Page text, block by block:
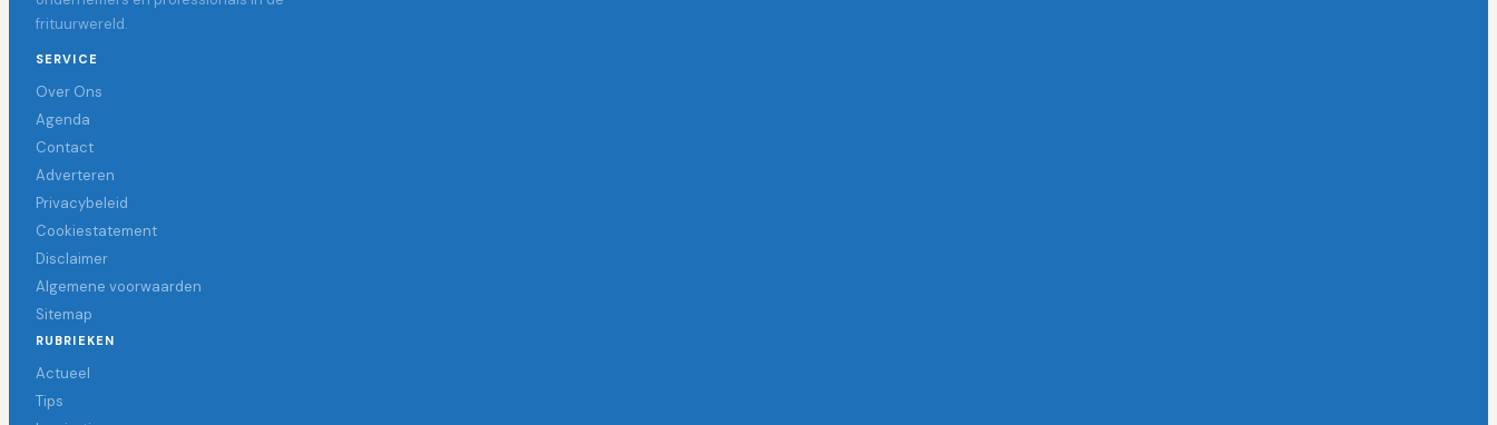
frituurwereld.
SERVICE
Over Ons
Agenda
Contact
Adverteren
Privacybeleid
Cookiestatement
Disclaimer
Algemene voorwaarden
Sitemap
RUBRIEKEN
Actueel
Tips